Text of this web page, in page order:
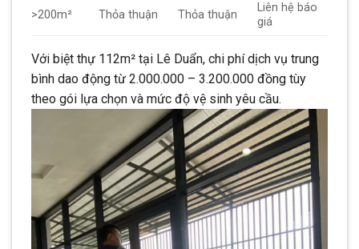
>200m² Thỏa thuận Thỏa thuận
Liên hệ báo
giá
Với biệt thự 112m² tại Lê Duẩn, chi phí dịch vụ trung
bình dao động từ 2.000.000 – 3.200.000 đồng tùy
theo gói lựa chọn và mức độ vệ sinh yêu cầu.